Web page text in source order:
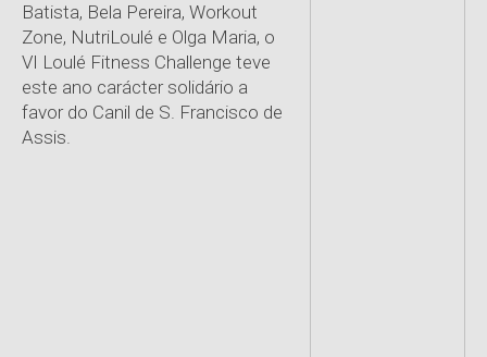
Batista, Bela Pereira, Workout
Zone, NutriLoulé e Olga Maria, o
VI Loulé Fitness Challenge teve
este ano carácter solidário a
favor do Canil de S. Francisco de
Assis.